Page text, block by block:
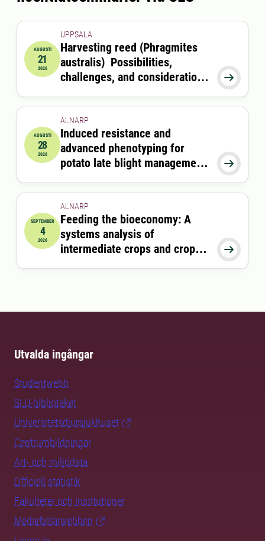
2026-08-21 09:00:00
AUGUSTI
21
2026

UPPSALA
Harvesting reed (Phragmites
australis) Possibilities,
challenges, and considerations
feed production
2026-08-28 13:00:00
AUGUSTI
28
2026

ALNARP
Induced resistance and
advanced phenotyping for
potato late blight management
2026-09-04 09:00:00
SEPTEMBER
4
2026

ALNARP
Feeding the bioeconomy: A
systems analysis of
intermediate crops and crop
Utvalda ingångar
Studentwebb
SLU-biblioteket
Universitetsdjursjukhuset
Centrumbildningar
Art- och miljödata
Officiell statistik
Fakulteter och institutioner
Medarbetarwebben